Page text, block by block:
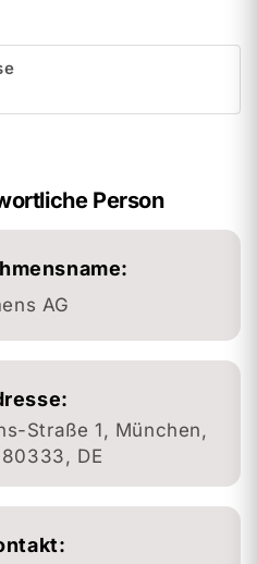
Person
AG
Straße 1, München,
DE